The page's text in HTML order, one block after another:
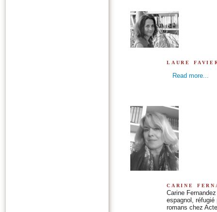
laure
Read more...
carine
Carine
espagnol, réfugié
romans chez